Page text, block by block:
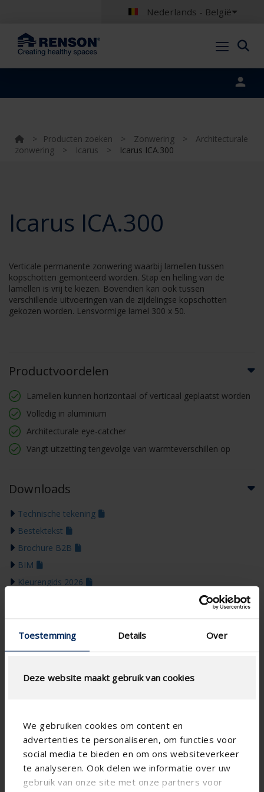
Toestemming Details Over
Deze website maakt gebruik van cookies
We gebruiken cookies om content en
advertenties te personaliseren, om functies voor
social media te bieden en om ons websiteverkeer
te analyseren. Ook delen we informatie over uw
gebruik van onze site met onze partners voor
Nederlands - België
> Producten zoeken > Zonwering >
Architecturale
zonwering
> Icarus > Icarus ICA.300
Icarus ICA.300
Verticale permanente zonwering waarbij lamellen tussen
kopschotten gemonteerd worden. Stap en helling van de
lamellen is vrij te kiezen. Bovendien kan ook tussen
verschillende uitvoeringen van de zijdelingse kopschotten
gekozen worden. Lensvormige lamel 300 x 50.
Productvoordelen
Lamellen kunnen horizontaal of verticaal geplaatst worden
Volledig in aluminium
Architecturale eye-catcher
Vangt uitzetting tengevolge van warmteverschillen op
Downloads
Technische tekening
Bestektekst
Brochure B2B
BIM
Kleurengids 2026